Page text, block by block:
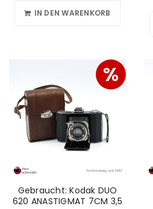
IN DEN WARENKORB
%
Gebraucht: Kodak DUO
620 ANASTIGMAT 7CM 3,5